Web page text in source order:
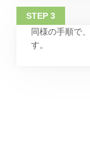
同様の手順で、
す。